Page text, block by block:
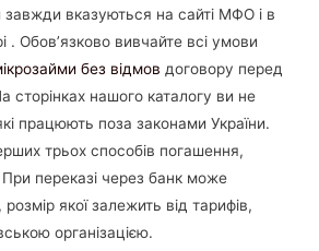
завжди вказуються на сайті МФО і в
. Обов’язково вивчайте всі умови
без відмов договору перед
сторінках нашого каталогу ви не
працюють поза законами України.
трьох способів погашення,
При переказі через банк може
розмір якої залежить від тарифів,
організацією.